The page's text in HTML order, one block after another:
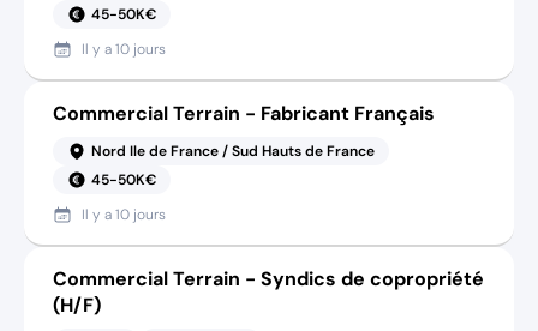
45-50K€
Il y a10 jours
Commercial Terrain - Fabricant Français
Nord Ile de France / Sud Hauts de France
45-50K€
Il y a10 jours
Commercial Terrain - Syndics de copropriété
(H/F)